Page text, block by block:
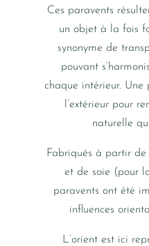
Ces paravents
un objet à la fois
synonyme de
pouvant
chaque intérieur. Une
l’extérieur pour
naturelle
Fabriqués à partir
et de soie (pour
paravents ont été
influences
L’orient est ici